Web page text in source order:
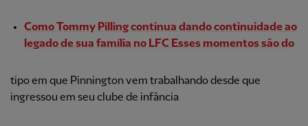
Como Tommy Pilling continua dando continuidade ao
legado de sua família no LFC Esses momentos são do
tipo em que Pinnington vem trabalhando desde que
ingressou em seu clube de infância